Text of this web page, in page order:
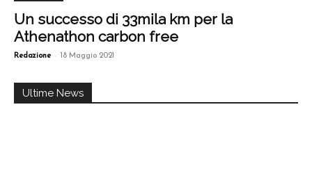
Un successo di 33mila km per la
Athenathon carbon free
Redazione - 18 Maggio 2021
Ultime News